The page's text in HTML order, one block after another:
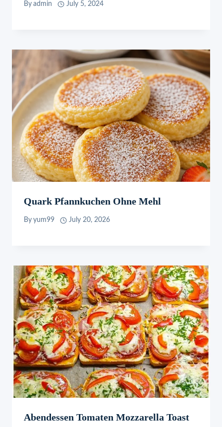
By admin July 5, 2024
Quark Pfannkuchen Ohne Mehl
By yum99 July 20, 2026
Abendessen Tomaten Mozzarella Toast